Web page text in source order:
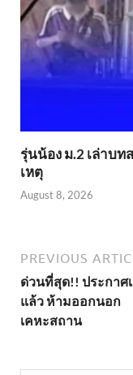
รุ่นน้อง ม.2 เล่าบ
เหตุ
August 8, 2026
PREVIOUS
ด่วนที่สุด!! ประกาศ
แล้ว ห้ามออกนอก
เคหะสถาน